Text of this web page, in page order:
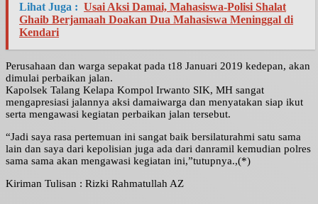
Lihat Juga : Usai Aksi Damai, Mahasiswa-Polisi Shalat
Ghaib Berjamaah Doakan Dua Mahasiswa Meninggal di
Kendari
Perusahaan dan warga sepakat pada t18 Januari 2019 kedepan, akan
dimulai perbaikan jalan.
Kapolsek Talang Kelapa Kompol Irwanto SIK, MH sangat
mengapresiasi jalannya aksi damaiwarga dan menyatakan siap ikut
serta mengawasi kegiatan perbaikan jalan tersebut.
“Jadi saya rasa pertemuan ini sangat baik bersilaturahmi satu sama
lain dan saya dari kepolisian juga ada dari danramil kemudian polres
sama sama akan mengawasi kegiatan ini,”tutupnya.,(*)
Kiriman Tulisan : Rizki Rahmatullah AZ